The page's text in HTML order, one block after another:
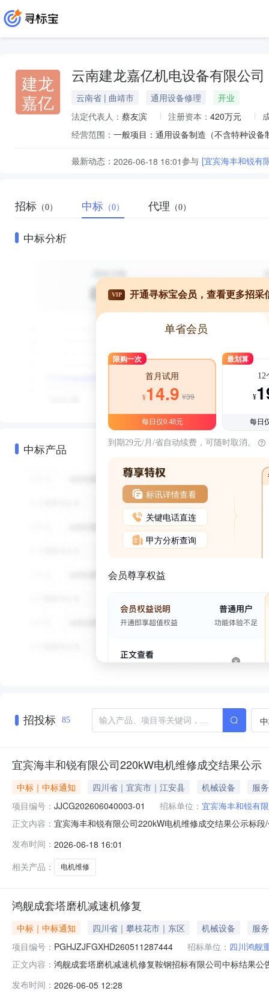
建龙
嘉亿
云南建龙嘉亿机电设备有限公司
云南省 | 曲靖市 通用设备修理
开业
法定代表人： 蔡友滨 注册资本： 420万元
经营范围：
最新动态： 2026-06-18 16:01参与 [宜宾海丰和锐有
招标 （0） 中标 （0） 代理 （0）
中标分析
中标产品
VIP 开通寻标宝会员，查看更多招采
单省会员
限购一次
首月试用
¥14.9 ¥39
每日仅0.48元
最划算
12
¥
每日
到期29元/月/省自动续费，可随时取消。
标讯详情查看
关键电话直连
甲方分析查询
会员尊享权益
招投标 85
宜宾海丰和锐有限公司220kW电机维修成交结果公示
中标｜中标通知 四川省｜宜宾市｜江安县 机械设备
服务
项目编号： JJCG202606040003-01 招标单位： 宜宾海丰和锐有
正文内容： 宜宾海丰和锐有限公司220kW电机维修成交结果公示标
人：云南建龙嘉亿机电设备有限公司投标报价(单位)：***
发布时间： 2026-06-18 16:01
相关产品：
电机维修
鸿舰成套塔磨机减速机修复
中标｜中标通知 四川省｜攀枝花市｜东区 机械设备
服务
项目编号： PGHJZJFGXHD260511287444 招标单位： 四川鸿舰
正文内容： 鸿舰成套塔磨机减速机修复鞍钢招标有限公司中标结果
PGHJZJFGXHD260511287444项目名称：鸿舰成套塔
发布时间： 2026-06-05 12:28